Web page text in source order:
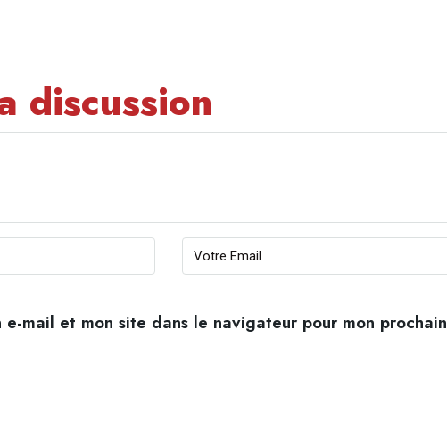
discussion
e-mail et mon site dans le navigateur pour mon prochain